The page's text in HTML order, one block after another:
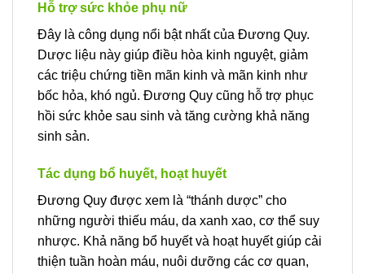
Hỗ trợ sức khỏe phụ nữ
Đây là công dụng nổi bật nhất của Đương Quy.
Dược liệu này giúp điều hòa kinh nguyệt, giảm
các triệu chứng tiền mãn kinh và mãn kinh như
bốc hỏa, khó ngủ. Đương Quy cũng hỗ trợ phục
hồi sức khỏe sau sinh và tăng cường khả năng
sinh sản.
Tác dụng bổ huyết, hoạt huyết
Đương Quy được xem là “thánh dược” cho
những người thiếu máu, da xanh xao, cơ thể suy
nhược. Khả năng bổ huyết và hoạt huyết giúp cải
thiện tuần hoàn máu, nuôi dưỡng các cơ quan,